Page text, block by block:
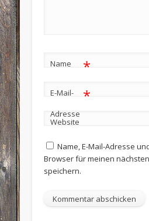
Name *
E-Mail-
Adresse
*
Website
Name, E-Mail-Adresse
Browser für meinen
speichern.